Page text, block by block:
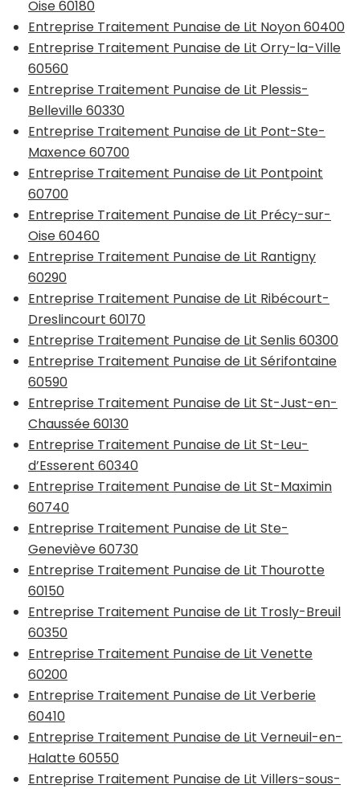
Oise 60180
Entreprise Traitement Punaise de Lit Noyon 60400
Entreprise Traitement Punaise de Lit Orry-la-Ville
60560
Entreprise Traitement Punaise de Lit Plessis-
Belleville 60330
Entreprise Traitement Punaise de Lit Pont-Ste-
Maxence 60700
Entreprise Traitement Punaise de Lit Pontpoint
60700
Entreprise Traitement Punaise de Lit Précy-sur-
Oise 60460
Entreprise Traitement Punaise de Lit Rantigny
60290
Entreprise Traitement Punaise de Lit Ribécourt-
Dreslincourt 60170
Entreprise Traitement Punaise de Lit Senlis 60300
Entreprise Traitement Punaise de Lit Sérifontaine
60590
Entreprise Traitement Punaise de Lit St-Just-en-
Chaussée 60130
Entreprise Traitement Punaise de Lit St-Leu-
d’Esserent 60340
Entreprise Traitement Punaise de Lit St-Maximin
60740
Entreprise Traitement Punaise de Lit Ste-
Geneviève 60730
Entreprise Traitement Punaise de Lit Thourotte
60150
Entreprise Traitement Punaise de Lit Trosly-Breuil
60350
Entreprise Traitement Punaise de Lit Venette
60200
Entreprise Traitement Punaise de Lit Verberie
60410
Entreprise Traitement Punaise de Lit Verneuil-en-
Halatte 60550
Entreprise Traitement Punaise de Lit Villers-sous-